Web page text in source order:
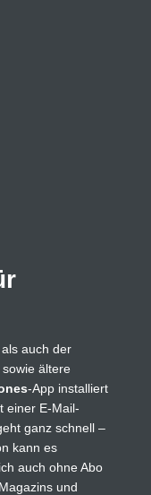
auch der
ältere
-App installiert
einer E-Mail-
ganz schnell –
kann es
auch ohne Abo
und